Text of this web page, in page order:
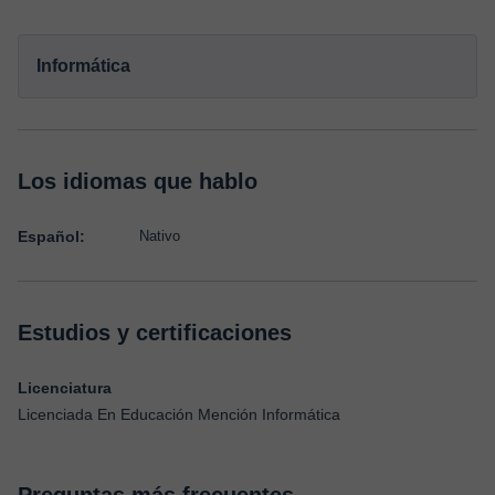
Informática
Los idiomas que hablo
Español: Nativo
Estudios y certificaciones
Licenciatura
Licenciada En Educación Mención Informática